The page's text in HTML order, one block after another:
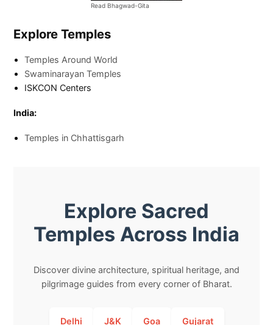
Read Bhagwad-Gita
Explore Temples
Temples Around World
Swaminarayan Temples
ISKCON Centers
India:
Temples in Chhattisgarh
Explore Sacred
Temples Across India
Discover divine architecture, spiritual heritage, and
pilgrimage guides from every corner of Bharat.
Delhi J&K Goa Gujarat